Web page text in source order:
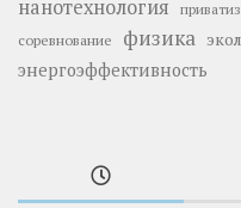
нанотехнология
соревнование физика
энергоэффективность